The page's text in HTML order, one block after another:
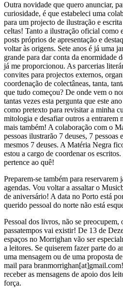
Outra novidade que quero anunciar,
curiosidade, é que estabeleci uma
para um projecto de ilustração e
celtas! Tanto a ilustração oficial como
posts próprios de apresentação e
voltar às origens. Sete anos é já uma
grande para dar conta da enormidade
já me proporcionou. As parcerias
convites para projectos externos,
coordenação de colectâneas, tanta,
que tudo começou? De onde vem o
tantas vezes esta pergunta que este
como pretexto para revisitar a minha
mitologia e desafiar outros a entrarem
mais também! A colaboração com o
pessoas ilustrarão 7 deuses, 7 pessoas
mesmos 7 deuses. A Matéria Negra
estou a cargo de coordenar os
pertence ao quê!
Preparem-se também para reservarem
agendas. Vou voltar a assaltar o
de aniversário! A data no Porto está
querido pessoal do norte não está
Pessoal dos livros, não se preocupem,
passatempos vai existir! De 13 de
espaços no Morrighan vão ser
a leitores. Se quiserem fazer parte do
uma mensagem ou de uma proposta
mail para
receber as mensagens de apoio dos
força.